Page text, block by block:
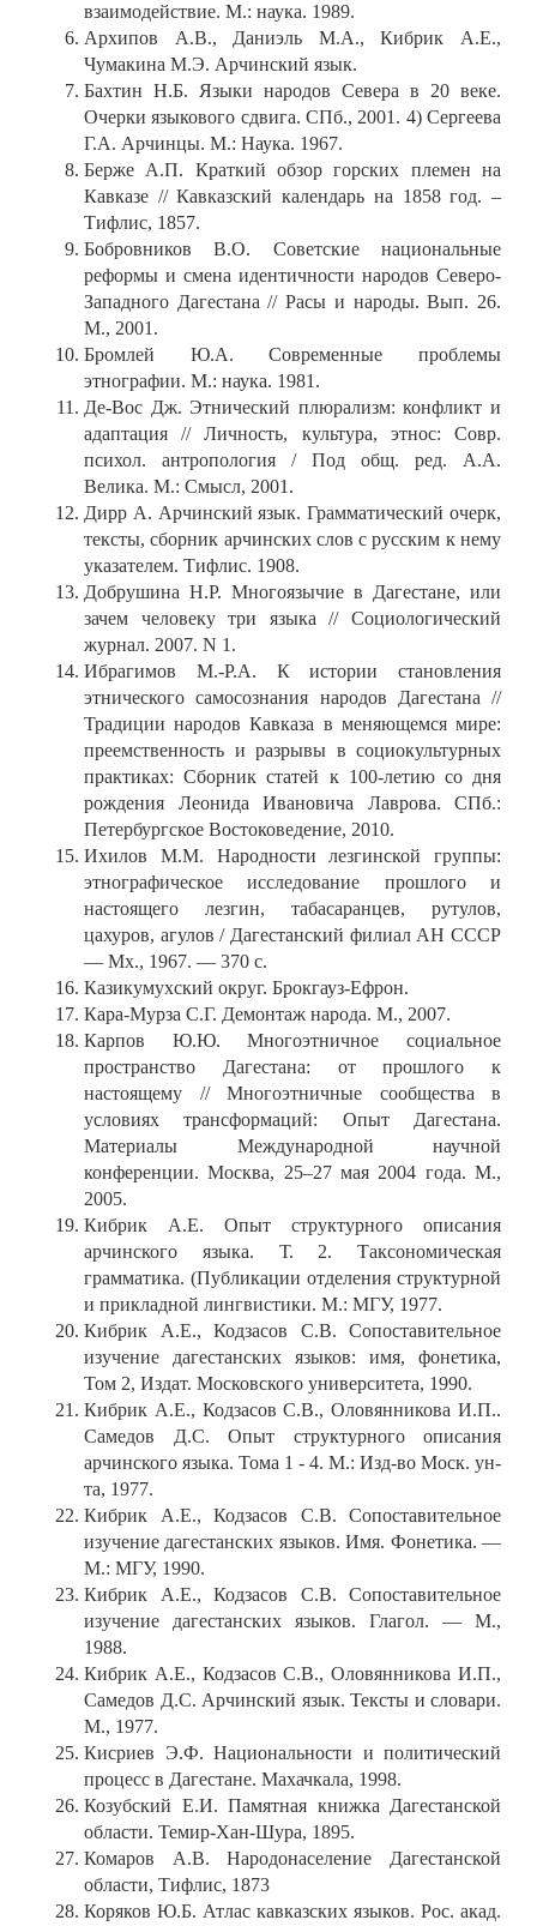
взаимодействие. М.: наука. 1989.
Архипов А.В., Даниэль М.А., Кибрик А.Е.,
Чумакина М.Э. Арчинский язык.
Бахтин Н.Б. Языки народов Севера в 20 веке.
Очерки языкового сдвига. СПб., 2001. 4) Сергеева
Г.А. Арчинцы. М.: Наука. 1967.
Берже А.П. Краткий обзор горских племен на
Кавказе // Кавказский календарь на 1858 год. –
Тифлис, 1857.
Бобровников В.О. Советские национальные
реформы и смена идентичности народов Северо-
Западного Дагестана // Расы и народы. Вып. 26.
М., 2001.
Бромлей Ю.А. Современные проблемы
этнографии. М.: наука. 1981.
Де-Вос Дж. Этнический плюрализм: конфликт и
адаптация // Личность, культура, этнос: Совр.
психол. антропология / Под общ. ред. А.А.
Велика. М.: Смысл, 2001.
Дирр А. Арчинский язык. Грамматический очерк,
тексты, сборник арчинских слов с русским к нему
указателем. Тифлис. 1908.
Добрушина Н.Р. Многоязычие в Дагестане, или
зачем человеку три языка // Социологический
журнал. 2007. N 1.
Ибрагимов М.-Р.А. К истории становления
этнического самосознания народов Дагестана //
Традиции народов Кавказа в меняющемся мире:
преемственность и разрывы в социокультурных
практиках: Сборник статей к 100-летию со дня
рождения Леонида Ивановича Лаврова. СПб.:
Петербургское Востоковедение, 2010.
Ихилов M.M. Народности лезгинской группы:
этнографическое исследование прошлого и
настоящего лезгин, табасаранцев, рутулов,
цахуров, агулов / Дагестанский филиал АН СССР
— Мх., 1967. — 370 с.
Казикумухский округ. Брокгауз-Ефрон.
Кара-Мурза С.Г. Демонтаж народа. М., 2007.
Карпов Ю.Ю. Многоэтничное социальное
пространство Дагестана: от прошлого к
настоящему // Многоэтничные сообщества в
условиях трансформаций: Опыт Дагестана.
Материалы Международной научной
конференции. Москва, 25–27 мая 2004 года. М.,
2005.
Кибрик А.Е. Опыт структурного описания
арчинского языка. Т. 2. Таксономическая
грамматика. (Публикации отделения структурной
и прикладной лингвистики. М.: МГУ, 1977.
Кибрик А.Е., Кодзасов С.В. Сопоставительное
изучение дагестанских языков: имя, фонетика,
Том 2, Издат. Московского университета, 1990.
Кибрик А.Е., Кодзасов С.В., Оловянникова И.П..
Самедов Д.С. Опыт структурного описания
арчинского языка. Тома 1 - 4. М.: Изд-во Моск. ун-
та, 1977.
Кибрик А.Е., Кодзасов С.В. Сопоставительное
изучение дагестанских языков. Имя. Фонетика. —
М.: МГУ, 1990.
Кибрик А.Е., Кодзасов С.В. Сопоставительное
изучение дагестанских языков. Глагол. — М.,
1988.
Кибрик А.Е., Кодзасов С.В., Оловянникова И.П.,
Самедов Д.С. Арчинский язык. Тексты и словари.
М., 1977.
Кисриев Э.Ф. Национальности и политический
процесс в Дагестане. Махачкала, 1998.
Козубский Е.И. Памятная книжка Дагестанской
области. Темир-Хан-Шура, 1895.
Комаров А.В. Народонаселение Дагестанской
области, Тифлис, 1873
Коряков Ю.Б. Атлас кавказских языков. Рос. акад.